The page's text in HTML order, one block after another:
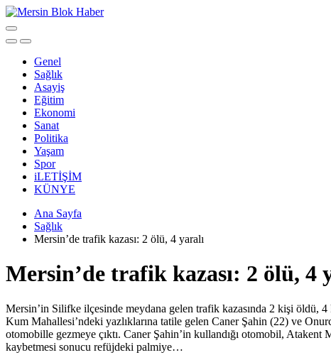
Genel
Sağlık
Asayiş
Eğitim
Ekonomi
Sanat
Politika
Yaşam
Spor
iLETİŞİM
KÜNYE
Ana Sayfa
Sağlık
Mersin’de trafik kazası: 2 ölü, 4 yaralı
Mersin’de trafik kazası: 2 ölü, 4
Mersin’in Silifke ilçesinde meydana gelen trafik kazasında 2 kişi öldü,
Kum Mahallesi’ndeki yazlıklarına tatile gelen Caner Şahin (22) ve
otomobille gezmeye çıktı. Caner Şahin’in kullandığı otomobil,
kaybetmesi sonucu refüjdeki palmiye…